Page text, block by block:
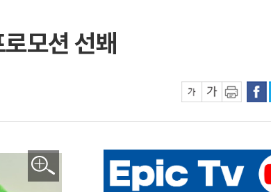
모션 선봬
이미지 확대보기